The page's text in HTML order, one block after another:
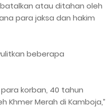
atau ditahan oleh
para jaksa dan hakim
beberapa
korban, 40 tahun
Merah di Kamboja,”